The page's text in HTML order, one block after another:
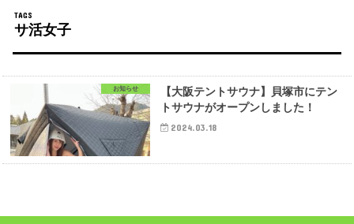
サ活女子
お知らせ
【大阪テントサウナ】貝塚市にテン
トサウナがオープンしました！
2024.03.18